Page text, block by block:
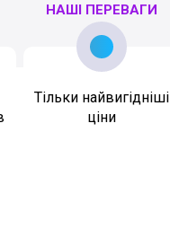
НАШІ ПЕРЕВАГИ
Тільки найвигідніші
ціни